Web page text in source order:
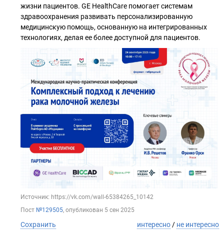
жизни пациентов. GE HealthCare помогает системам
здравоохранения развивать персонализированную
медицинскую помощь, основанную на интегрированных
технологиях, делая ее более доступной для пациентов.
Источник: https://vk.com/wall-65384265_10142
Пост №129505, опубликован 5 сен 2025
Сохранить интересно/ не интересно